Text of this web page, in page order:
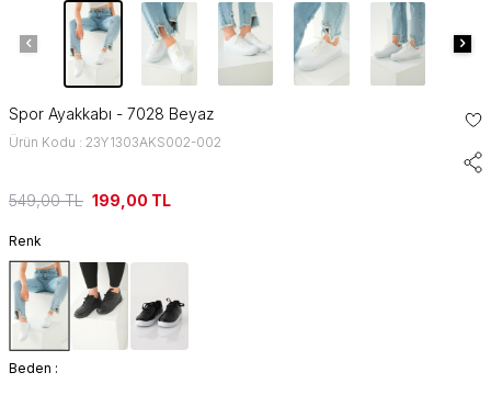
Spor Ayakkabı - 7028 Beyaz
Ürün Kodu : 23Y1303AKS002-002
549,00TL 199,00 TL
Renk
Beden :